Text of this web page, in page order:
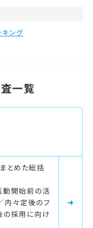
ング
一覧
とめた総括
開始前の活
々定後のフ
採用に向け